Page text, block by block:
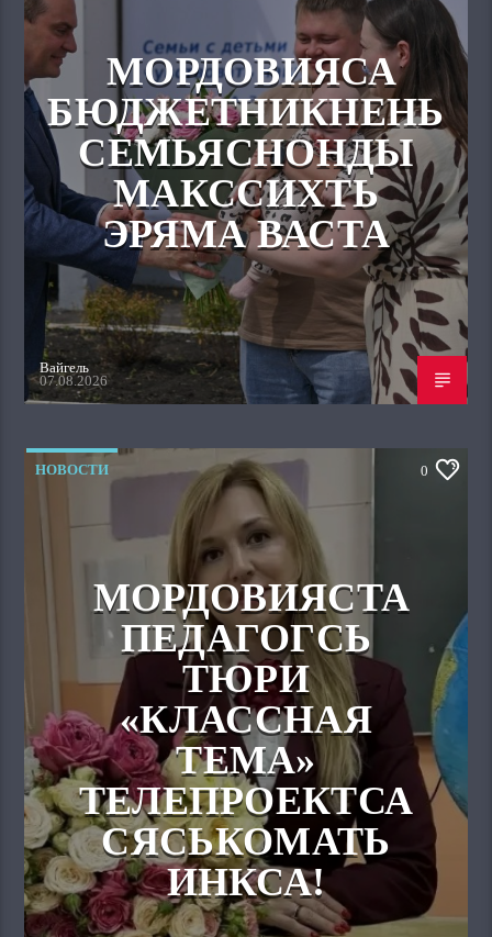
МОРДОВИЯСА
БЮДЖЕТНИКНЕНЬ
СЕМЬЯСНОНДЫ
МАКССИХТЬ
ЭРЯМА ВАСТА
Вайгель
07.08.2026
НОВОСТИ 0
МОРДОВИЯСТА
ПЕДАГОГСЬ
ТЮРИ
«КЛАССНАЯ
ТЕМА»
ТЕЛЕПРОЕКТСА
СЯСЬКОМАТЬ
ИНКСА!